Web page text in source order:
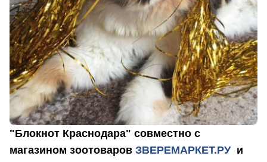
"Блокнот Краснодара" совместно с
магазином зоотоваров ЗВЕРЕМАРКЕТ.РУи